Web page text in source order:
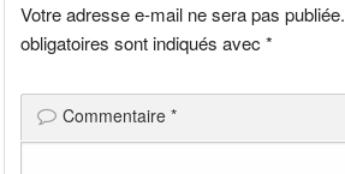
Votre adresse e-mail ne sera pas publiée.
obligatoires sont indiqués avec*
Commentaire*